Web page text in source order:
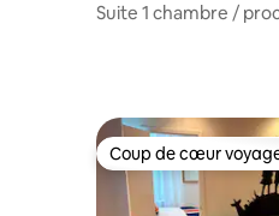
Suite 1 chambre /
Coup de cœur
Coup de cœur